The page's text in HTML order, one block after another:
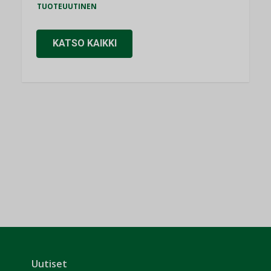
TUOTEUUTINEN
KATSO KAIKKI
Uutiset